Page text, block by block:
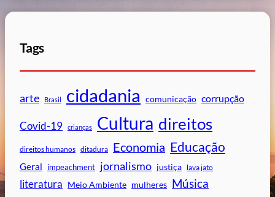
Tags
arte Brasil cidadania comunicação corrupção
Covid-19 crianças Cultura direitos
direitos humanos ditadura Economia Educação
Geral impeachment jornalismo justiça lava jato
literatura Meio Ambiente mulheres Música